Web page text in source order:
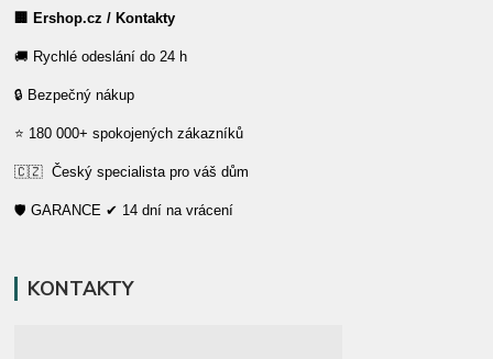
🏢 Ershop.cz / Kontakty
🚚 Rychlé odeslání do 24 h
🔒 Bezpečný nákup
⭐ 180 000+ spokojených zákazníků
🇨🇿 Český specialista pro váš dům
🛡️ GARANCE ✔ 14 dní na vrácení
KONTAKTY